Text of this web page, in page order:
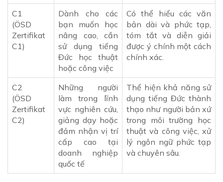
C1
(ÖSD
Zertifikat
C1)
Dành cho các
bạn muốn học
nâng cao, cần
sử dụng tiếng
Đức học thuật
hoặc công việc
Có thể hiểu các văn
bản dài và phức tạp,
tóm tắt và diễn giải
được ý chính một cách
chính xác.
C2
(ÖSD
Zertifikat
C2)
Những người
làm trong lĩnh
vực nghiên cứu,
giảng dạy hoặc
đảm nhận vị trí
cấp cao tại
doanh nghiệp
quốc tế
Thể hiện khả năng sử
dụng tiếng Đức thành
thạo như người bản xứ
trong môi trường học
thuật và công việc, xử
lý ngôn ngữ phức tạp
và chuyên sâu.